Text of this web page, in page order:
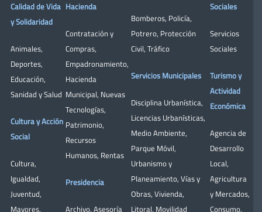
Calidad de Vida
y Solidaridad
Animales,
Deportes,
Educación,
Sanidad y Salud
Cultura y Acción
Social
Cultura,
Igualdad,
Juventud,
Mayores,
Hacienda
Contratación y
Compras,
Empadronamiento,
Hacienda
Municipal, Nuevas
Tecnologías,
Patrimonio,
Recursos
Humanos, Rentas
Presidencia
Archivo, Asesoría
Bomberos, Policía,
Potrero, Protección
Civil, Tráfico
Servicios Municipales
Disciplina Urbanística,
Licencias Urbanísticas,
Medio Ambiente,
Parque Móvil,
Urbanismo y
Planeamiento, Vías y
Obras, Vivienda,
Litoral, Movilidad
Sociales
Servicios
Sociales
Turismo y
Actividad
Económica
Agencia de
Desarrollo
Local,
Agricultura
y Mercados,
Consumo,